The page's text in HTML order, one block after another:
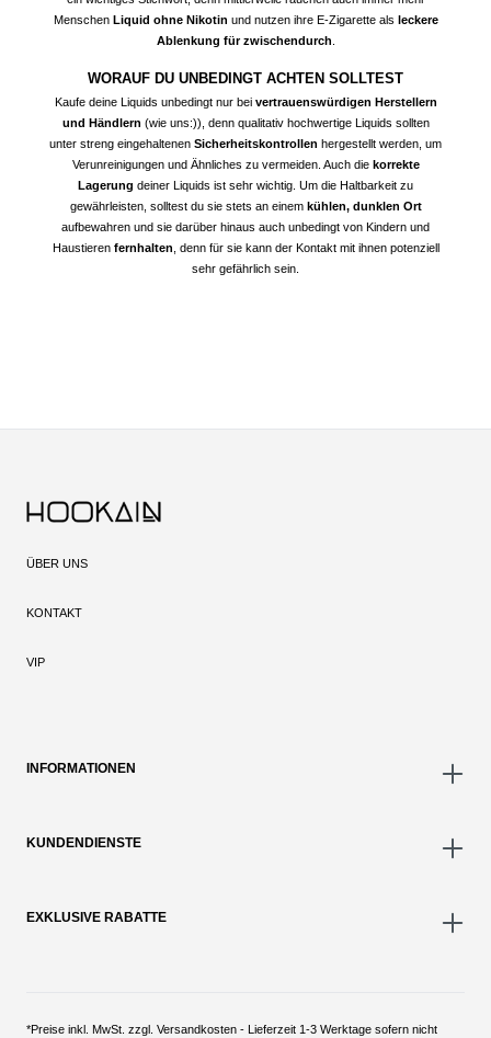
Menschen Liquid ohne Nikotin und nutzen ihre E-Zigarette als leckere
Ablenkung für zwischendurch.
WORAUF DU UNBEDINGT ACHTEN SOLLTEST
Kaufe deine Liquids unbedingt nur beivertrauenswürdigen Herstellern
und Händlern (wie uns:)), denn qualitativ hochwertige Liquids sollten
unter streng eingehaltenen Sicherheitskontrollen hergestellt werden, um
Verunreinigungen und Ähnliches zu vermeiden. Auch die korrekte
Lagerung deiner Liquids ist sehr wichtig. Um die Haltbarkeit zu
gewährleisten, solltest du sie stets an einemkühlen, dunklen Ort
aufbewahren und sie darüber hinaus auch unbedingt von Kindern und
Haustieren fernhalten, denn für sie kann der Kontakt mit ihnen potenziell
sehr gefährlich sein.
ÜBER UNS
KONTAKT
VIP
INFORMATIONEN
KUNDENDIENSTE
EXKLUSIVE RABATTE
*Preise inkl. MwSt. zzgl. Versandkosten - Lieferzeit 1-3 Werktage sofern nicht